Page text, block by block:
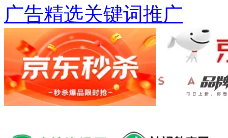
广告精选关键词推广